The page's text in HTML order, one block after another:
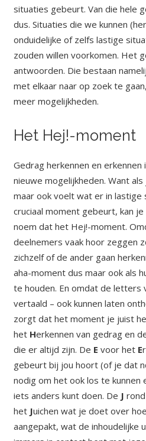
situaties gebeurt. Van die hele
dus. Situaties die we kunnen
onduidelijke of zelfs lastige
zouden willen voorkomen. Het
antwoorden. Die bestaan
met elkaar naar op zoek te
meer mogelijkheden.
Het Hej!-moment
Gedrag herkennen en
nieuwe mogelijkheden. Want
maar ook voelt wat er in lastige
cruciaal moment gebeurt, kan je
noem dat het Hej!-moment.
deelnemers vaak hoor zeggen
zichzelf of de ander gaan
aha-moment dus maar ook als
te houden. En omdat de letters
vertaald – ook kunnen laten
zorgt dat het moment je juist
het Herkennen van gedrag en
die er altijd zijn. De E voor het E
gebeurt bij jou hoort (of je dat
nodig om het ook los te kunnen
iets anders kunt doen. De J
het Juichen wat je doet over
aangepakt, wat de inhoudelijke